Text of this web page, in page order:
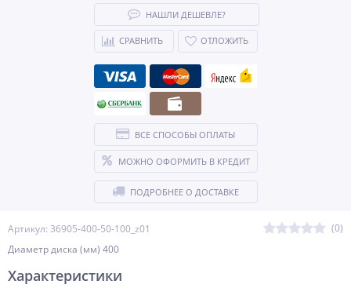
Артикул: 36905-400-50-100_z01
(0)
Диаметр диска (мм) 400
НАШЛИ ДЕШЕВЛЕ?
СРАВНИТЬ ОТЛОЖИТЬ
ВСЕ СПОСОБЫ ОПЛАТЫ
МОЖНО ОФОРМИТЬ В КРЕДИТ
ПОДРОБНЕЕ О ДОСТАВКЕ
Характеристики